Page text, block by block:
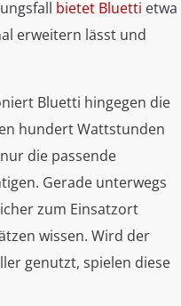
bietet Bluetti etwa
erweitern lässt und
Bluetti hingegen die
hundert Wattstunden
die passende
Gerade unterwegs
zum Einsatzort
wissen. Wird der
genutzt, spielen diese